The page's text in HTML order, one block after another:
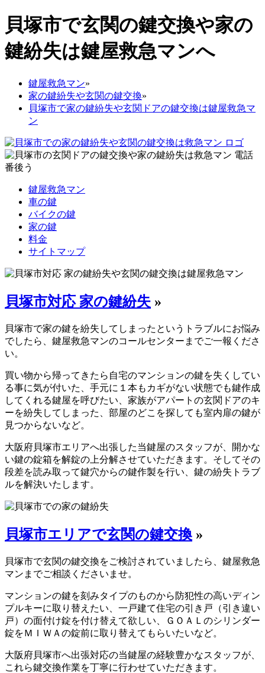
貝塚市で玄関の鍵交換や家の
鍵紛失は鍵屋救急マンへ
鍵屋救急マン»
家の鍵紛失や玄関の鍵交換»
貝塚市で家の鍵紛失や玄関ドアの鍵交換は鍵屋救急マ
ン
鍵屋救急マン
車の鍵
バイクの鍵
家の鍵
料金
サイトマップ
貝塚市対応 家の鍵紛失 »
貝塚市で家の鍵を紛失してしまったというトラブルにお悩み
でしたら、鍵屋救急マンのコールセンターまでご一報くださ
い。
買い物から帰ってきたら自宅のマンションの鍵を失くしてい
る事に気が付いた、手元に１本もカギがない状態でも鍵作成
してくれる鍵屋を呼びたい、家族がアパートの玄関ドアのキ
ーを紛失してしまった、部屋のどこを探しても室内扉の鍵が
見つからないなど。
大阪府貝塚市エリアへ出張した当鍵屋のスタッフが、開かな
い鍵の錠箱を解錠の上分解させていただきます。そしてその
段差を読み取って鍵穴からの鍵作製を行い、鍵の紛失トラブ
ルを解決いたします。
貝塚市エリアで玄関の鍵交換 »
貝塚市で玄関の鍵交換をご検討されていましたら、鍵屋救急
マンまでご相談くださいませ。
マンションの鍵を刻みタイプのものから防犯性の高いディン
プルキーに取り替えたい、一戸建て住宅の引き戸（引き違い
戸）の面付け錠を付け替えて欲しい、ＧＯＡＬのシリンダー
錠をＭＩＷＡの錠前に取り替えてもらいたいなど。
大阪府貝塚市へ出張対応の当鍵屋の経験豊かなスタッフが、
これら鍵交換作業を丁寧に行わせていただきます。